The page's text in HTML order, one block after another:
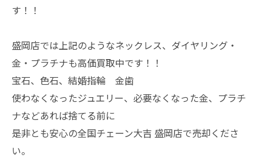
す！！
盛岡店では上記のようなネックレス、ダイヤリング・
金・プラチナも高価買取中です！！
宝石、色石、結婚指輪 金歯
使わなくなったジュエリー、必要なくなった金、プラチ
ナなどあれば捨てる前に
是非とも安心の全国チェーン大吉 盛岡店で売却くださ
い。